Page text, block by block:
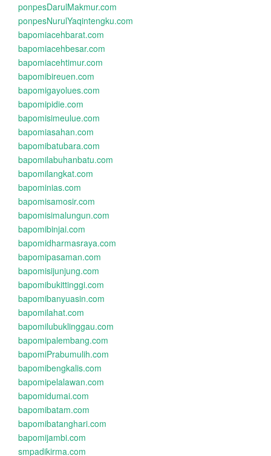
ponpesDarulMakmur.com
ponpesNurulYaqintengku.com
bapomiacehbarat.com
bapomiacehbesar.com
bapomiacehtimur.com
bapomibireuen.com
bapomigayolues.com
bapomipidie.com
bapomisimeulue.com
bapomiasahan.com
bapomibatubara.com
bapomilabuhanbatu.com
bapomilangkat.com
bapominias.com
bapomisamosir.com
bapomisimalungun.com
bapomibinjai.com
bapomidharmasraya.com
bapomipasaman.com
bapomisijunjung.com
bapomibukittinggi.com
bapomibanyuasin.com
bapomilahat.com
bapomilubuklinggau.com
bapomipalembang.com
bapomiPrabumulih.com
bapomibengkalis.com
bapomipelalawan.com
bapomidumai.com
bapomibatam.com
bapomibatanghari.com
bapomijambi.com
smpadikirma.com